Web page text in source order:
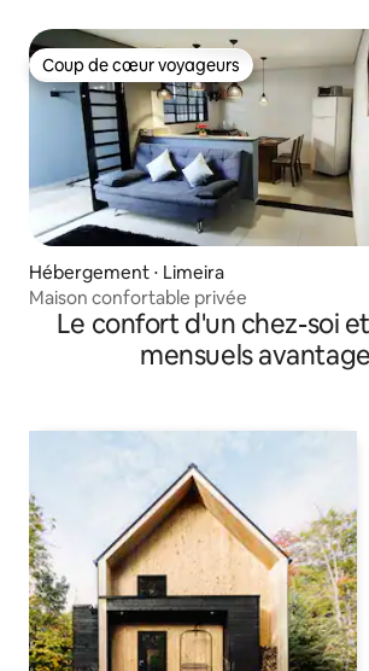
Coup de cœur voyageurs
Coup de cœur voyageurs
Hébergement ⋅ Limeira
Maison confortable privée
Le confort d'un chez-soi
mensuels